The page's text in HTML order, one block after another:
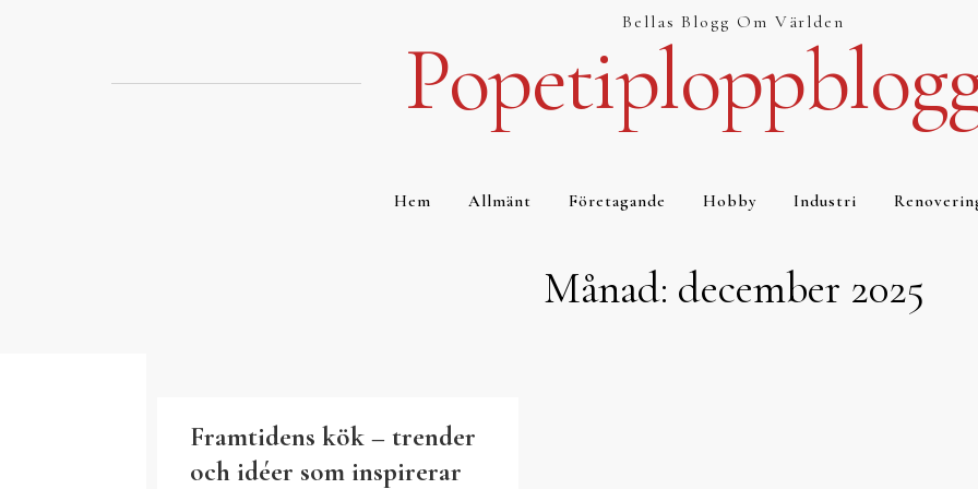
Bellas Blogg Om Världen
Hem Allmänt Företagande Hobby Industri
Månad: december 2025
Framtidens kök – trender
och idéer som inspirerar